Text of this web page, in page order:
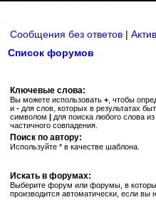
Сообщения без ответов |
Список форумов
Ключевые слова:
Вы можете использовать + , чтобы
и - для слов, которых в результатах
символом | для поиска любого слова
частичного совпадения.
Поиск по автору:
Используйте * в качестве шаблона.
Искать в форумах:
Выберите форум или форумы, в
производится автоматически, если